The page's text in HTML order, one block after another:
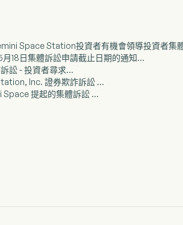
Space Station投資者有機會領導投資者集
18日集體訴訟申請截止日期的通知...
訟 - 投資者尋求...
Inc. 證券欺詐訴訟 ...
Space 提起的集體訴訟 ...